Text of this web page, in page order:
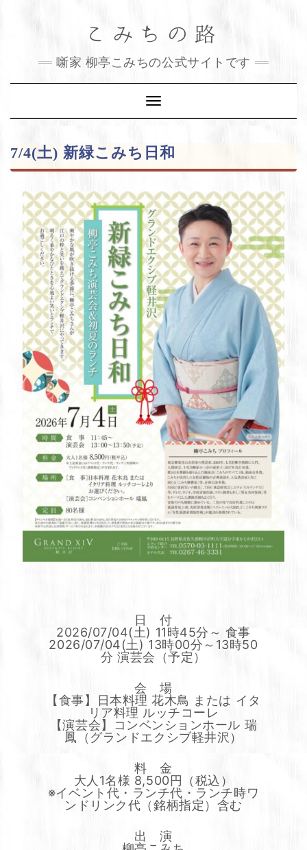
こみちの路
噺家 柳亭こみちの公式サイトです
Toggle
Navigation
7/4(土) 新緑こみち日和
日 付
2026/07/04(土) 11時45分～ 食事
2026/07/04(土) 13時00分～13時50
分 演芸会（予定）
会 場
【食事】日本料理 花木鳥 または イタ
リア料理 ルッチコーレ
【演芸会】コンベンションホール 瑞
鳳（グランドエクシブ軽井沢）
料 金
大人1名様 8,500円（税込）
※イベント代・ランチ代・ランチ時ワ
ンドリンク代（銘柄指定）含む
出 演